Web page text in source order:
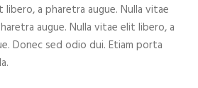
libero, a pharetra augue. Nulla vitae
augue. Nulla vitae elit libero, a
Donec sed odio dui. Etiam porta